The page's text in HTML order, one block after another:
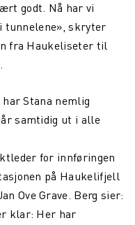
på sikkerhet, INVISIO
fremover?
godt. Nå har vi
tunnelene», skryter
fra Haukeliseter til
Stana nemlig
samtidig ut i alle
for innføringen
på Haukelifjell
Ove Grave. Berg sier:
klar: Her har